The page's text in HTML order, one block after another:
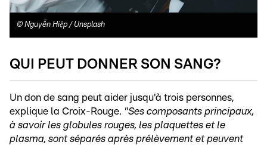
© Nguyễn Hiệp / Unsplash
QUI PEUT DONNER SON SANG?
Un don de sang peut aider jusqu'à trois personnes,
explique la Croix-Rouge. "Ses composants principaux,
à savoir les globules rouges, les plaquettes et le
plasma, sont séparés après prélèvement et peuvent